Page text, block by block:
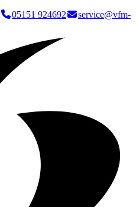
05151 924692
service@vfm-